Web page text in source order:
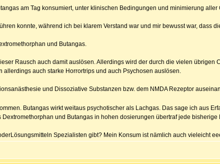
am Tag konsumiert, unter klinischen Bedingungen und minimierung
konnte, während ich bei klarem Verstand war und mir bewusst war, dass
und Butangas.
Rausch auch damit auslösen. Allerdings wird der durch die vielen übrigen
auch starke Horrortrips und auch Psychosen auslösen.
und Dissoziative Substanzen bzw. dem NMDA Rezeptor
Butangas wirkt weitaus psychotischer als Lachgas. Das sage ich aus
und Butangas in hohen dosierungen übertraf jede bisherige
Spezialisten gibt? Mein Konsum ist nämlich auch vieleicht